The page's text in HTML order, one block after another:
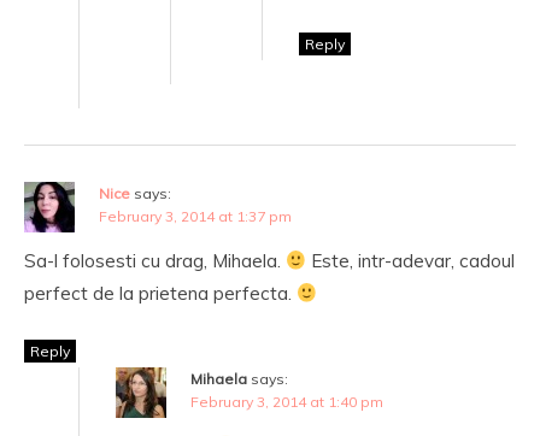
Reply
Nice says:
February 3, 2014 at 1:37 pm
Sa-l folosesti cu drag, Mihaela.
Este, intr-adevar, cadoul
perfect de la prietena perfecta.
Reply
Mihaela says:
February 3, 2014 at 1:40 pm